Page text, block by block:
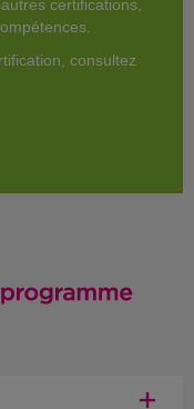
certifications,
consultez